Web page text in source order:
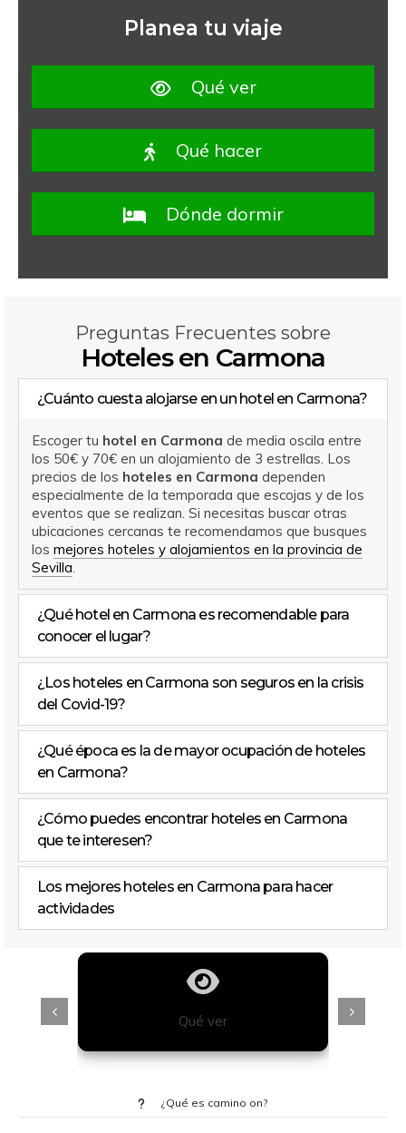
Planea tu viaje
Qué ver
Qué hacer
Dónde dormir
Preguntas Frecuentes sobre
Hoteles en Carmona
¿Cuánto cuesta alojarse en un hotel en Carmona?
Escoger tu hotel en Carmona de media oscila entre
los 50€ y 70€ en un alojamiento de 3 estrellas. Los
precios de los hoteles en Carmona dependen
especialmente de la temporada que escojas y de los
eventos que se realizan. Si necesitas buscar otras
ubicaciones cercanas te recomendamos que busques
los mejores hoteles y alojamientos en la provincia de
Sevilla
¿Qué hotel en Carmona es recomendable para
conocer el lugar?
¿Los hoteles en Carmona son seguros en la crisis
del Covid-19?
¿Qué época es la de mayor ocupación de hoteles
en Carmona?
¿Cómo puedes encontrar hoteles en Carmona
que te interesen?
Los mejores hoteles en Carmona para hacer
actividades
Qué ver
¿Qué es camino on?